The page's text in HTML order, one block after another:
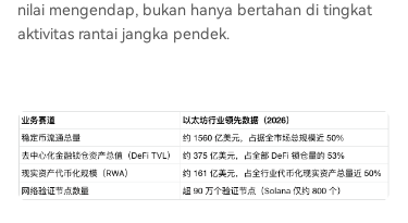
nilai mengendap, bukan hanya bertahan di tingkat
aktivitas rantai jangka pendek.